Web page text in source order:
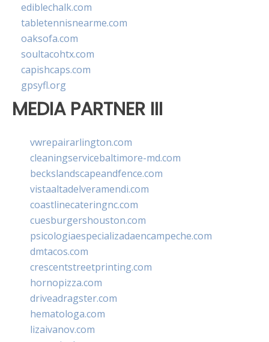
ediblechalk.com
tabletennisnearme.com
oaksofa.com
soultacohtx.com
capishcaps.com
gpsyfl.org
MEDIA PARTNER III
vwrepairarlington.com
cleaningservicebaltimore-md.com
beckslandscapeandfence.com
vistaaltadelveramendi.com
coastlinecateringnc.com
cuesburgershouston.com
psicologiaespecializadaencampeche.com
dmtacos.com
crescentstreetprinting.com
hornopizza.com
driveadragster.com
hematologa.com
lizaivanov.com